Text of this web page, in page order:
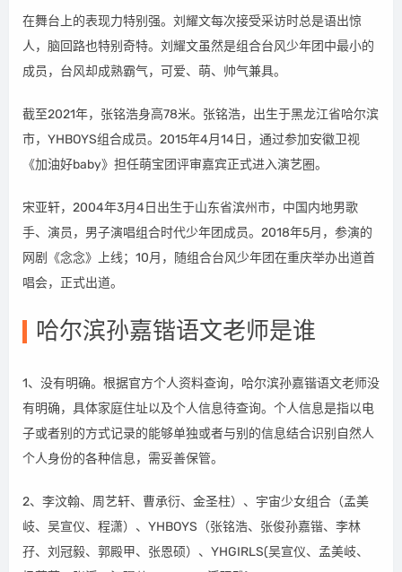
在舞台上的表现力特别强。刘耀文每次接受采访时总是语出惊
人，脑回路也特别奇特。刘耀文虽然是组合台风少年团中最小的
成员，台风却成熟霸气，可爱、萌、帅气兼具。
截至2021年，张铭浩身高78米。张铭浩，出生于黑龙江省哈尔滨
市，YHBOYS组合成员。2015年4月14日，通过参加安徽卫视
《加油好baby》担任萌宝团评审嘉宾正式进入演艺圈。
宋亚轩，2004年3月4日出生于山东省滨州市，中国内地男歌
手、演员，男子演唱组合时代少年团成员。2018年5月，参演的
网剧《念念》上线；10月，随组合台风少年团在重庆举办出道首
唱会，正式出道。
哈尔滨孙嘉锴语文老师是谁
1、没有明确。根据官方个人资料查询，哈尔滨孙嘉锴语文老师没
有明确，具体家庭住址以及个人信息待查询。个人信息是指以电
子或者别的方式记录的能够单独或者与别的信息结合识别自然人
个人身份的各种信息，需妥善保管。
2、李汶翰、周艺轩、曹承衍、金圣柱）、宇宙少女组合（孟美
岐、吴宣仪、程潇）、YHBOYS（张铭浩、张俊孙嘉锴、李林
孖、刘冠毅、郭殿甲、张恩硕）、YHGIRLS(吴宣仪、孟美岐、